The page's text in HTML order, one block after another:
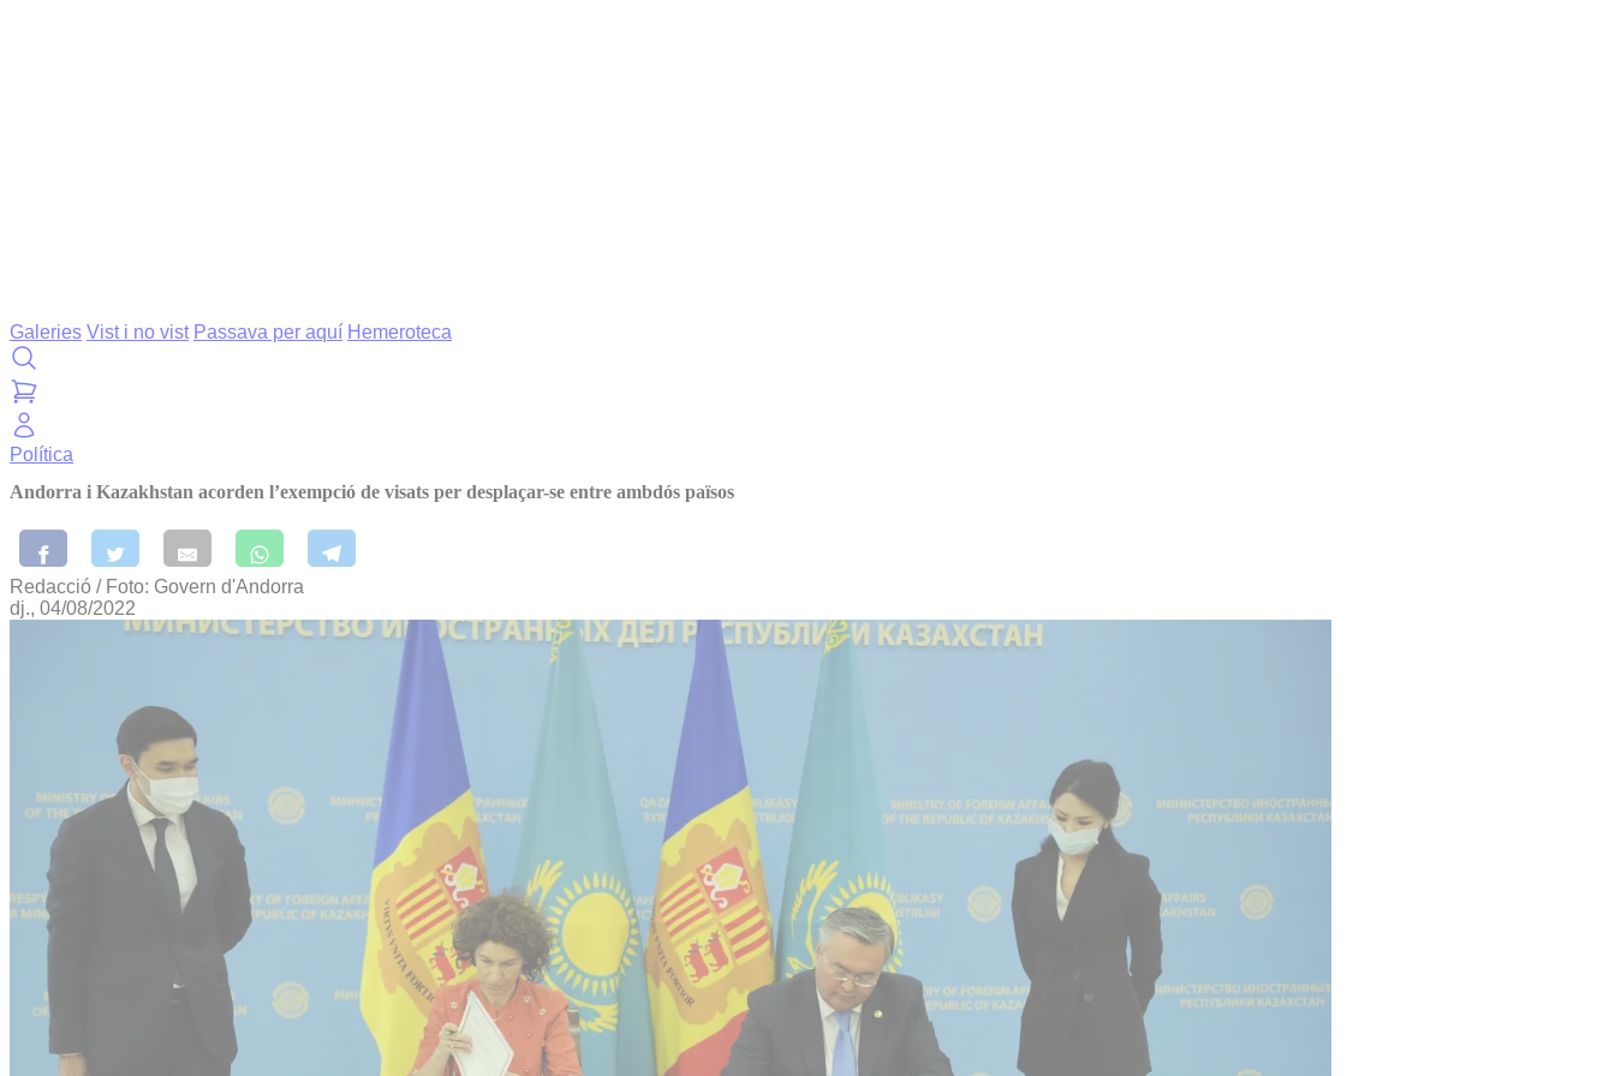
Galeries Vist i no vist Passava per aquí Hemeroteca
Política
Andorra i Kazakhstan acorden l’exempció de visats per desplaçar-se entre ambdós països
Redacció / Foto: Govern d'Andorra
dj., 04/08/2022